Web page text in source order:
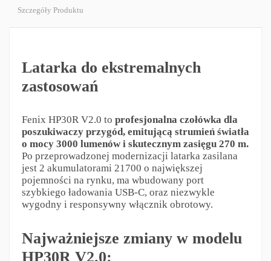
Szczegóły Produktu
Latarka do ekstremalnych
zastosowań
Fenix HP30R V2.0 to profesjonalna czołówka dla
poszukiwaczy przygód, emitującą strumień światła
o mocy 3000 lumenów i skutecznym zasięgu 270 m.
Po przeprowadzonej modernizacji latarka zasilana
jest 2 akumulatorami 21700 o największej
pojemności na rynku, ma wbudowany port
szybkiego ładowania USB-C, oraz niezwykle
wygodny i responsywny włącznik obrotowy.
Najważniejsze zmiany w modelu
HP30R V2.0: